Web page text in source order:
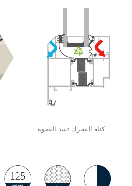
كتلة المحرك تسد الفجوة